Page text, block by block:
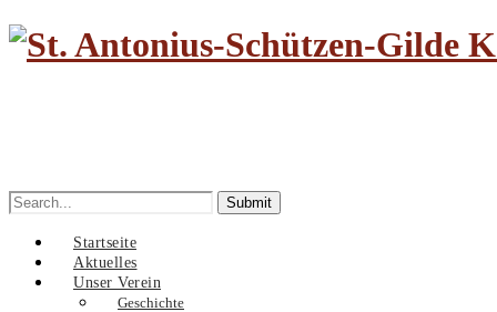
Search
for:
Startseite
Aktuelles
Unser Verein
Geschichte